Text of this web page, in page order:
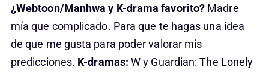
¿Webtoon/Manhwa y K-drama favorito? Madre
mía que complicado. Para que te hagas una idea
de que me gusta para poder valorar mis
predicciones. K-dramas:W y Guardian: The Lonely